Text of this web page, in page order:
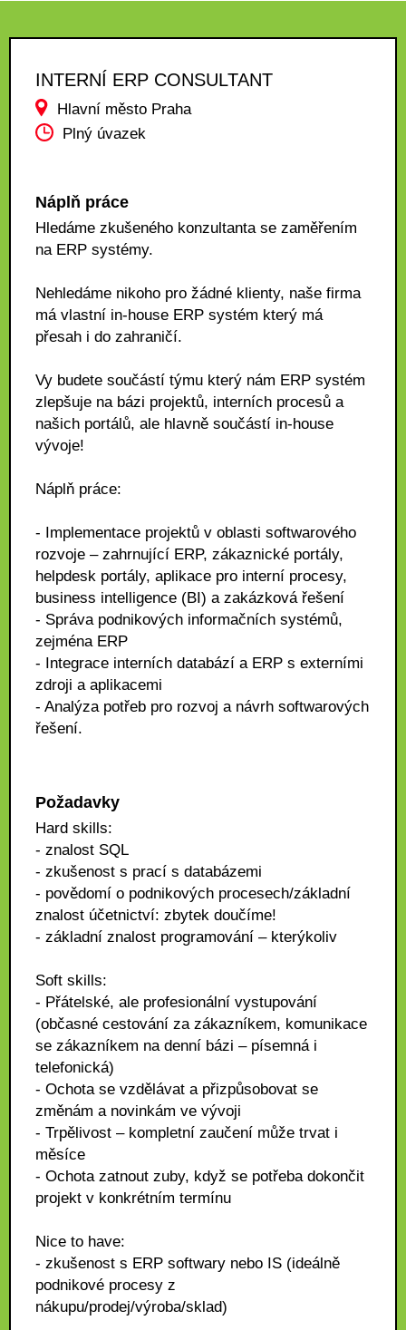
INTERNÍ ERP CONSULTANT
Hlavní město Praha
Plný úvazek
Náplň práce
Hledáme zkušeného konzultanta se zaměřením
na ERP systémy.
Nehledáme nikoho pro žádné klienty, naše firma
má vlastní in-house ERP systém který má
přesah i do zahraničí.
Vy budete součástí týmu který nám ERP systém
zlepšuje na bázi projektů, interních procesů a
našich portálů, ale hlavně součástí in-house
vývoje!
Náplň práce:
- Implementace projektů v oblasti softwarového
rozvoje – zahrnující ERP, zákaznické portály,
helpdesk portály, aplikace pro interní procesy,
business intelligence (BI) a zakázková řešení
- Správa podnikových informačních systémů,
zejména ERP
- Integrace interních databází a ERP s externími
zdroji a aplikacemi
- Analýza potřeb pro rozvoj a návrh softwarových
řešení.
Požadavky
Hard skills:
- znalost SQL
- zkušenost s prací s databázemi
- povědomí o podnikových procesech/základní
znalost účetnictví: zbytek doučíme!
- základní znalost programování – kterýkoliv
Soft skills:
- Přátelské, ale profesionální vystupování
(občasné cestování za zákazníkem, komunikace
se zákazníkem na denní bázi – písemná i
telefonická)
- Ochota se vzdělávat a přizpůsobovat se
změnám a novinkám ve vývoji
- Trpělivost – kompletní zaučení může trvat i
měsíce
- Ochota zatnout zuby, když se potřeba dokončit
projekt v konkrétním termínu
Nice to have:
- zkušenost s ERP softwary nebo IS (ideálně
podnikové procesy z
nákupu/prodej/výroba/sklad)